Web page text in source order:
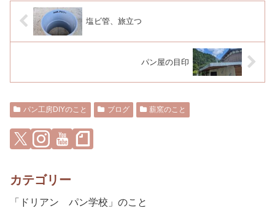
塩ビ管、旅立つ
パン屋の目印
パン工房DIYのこと ブログ 薪窯のこと
カテゴリー
「ドリアン パン学校」のこと